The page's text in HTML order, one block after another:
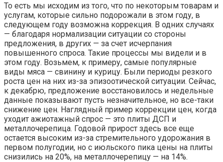
То есть мы исходим из того, что по некоторым товарам и
услугам, которые сильно подорожали в этом году, в
следующем году возможна коррекция. В одних случаях
— благодаря нормализации ситуации со стороны
предложения, в других — за счет исчерпания
повышенного спроса. Такие процессы мы видели и в
этом году. Возьмем, к примеру, самые популярные
виды мяса — свинину и курицу. Были периоды резкого
роста цен на них из-за эпизоотической ситуации. Сейчас,
к декабрю, предложение восстановилось и недельные
данные показывают пусть незначительное, но все-таки
снижение цен. Наглядный пример коррекции цен, когда
уходит ажиотажный спрос — это плиты ДСП и
металлочерепица. Годовой прирост здесь все еще
остается высоким из-за стремительного удорожания в
первом полугодии, но с июльского пика цены на плиты
снизились на 20%, на металлочерепицу — на 14%.